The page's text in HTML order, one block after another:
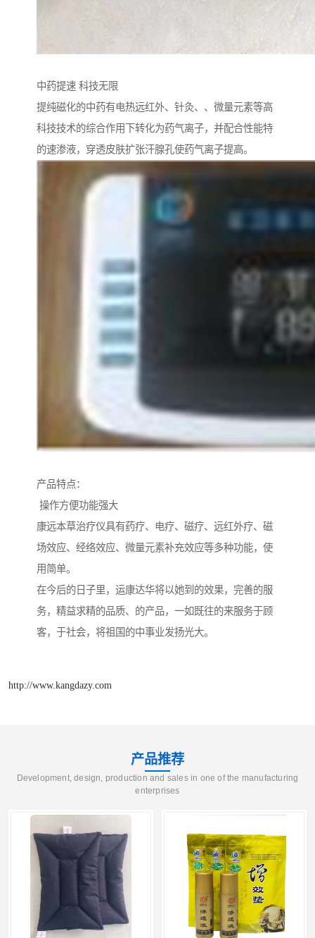
中药提速 科技无限
提纯磁化的中药有电热远红外、针灸、、微量元素等高
科技技术的综合作用下转化为药气离子，并配合性能特
的速渗液，穿透皮肤扩张汗腺孔使药气离子提高。
产品特点：
操作方便功能强大
康远本草治疗仪具有药疗、电疗、磁疗、远红外疗、磁
场效应、经络效应、微量元素补充效应等多种功能，使
用简单。
在今后的日子里，运康达华将以她到的效果，完善的服
务，精益求精的品质、的产品，一如既往的来服务于顾
客，于社会，将祖国的中事业发扬光大。
http://www.kangdazy.com
产品推荐
Development, design, production and sales in one of the manufacturing
enterprises